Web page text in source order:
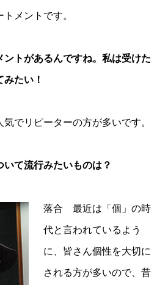
メントです。
トがあるんですね。私は受けた
たい！
でリピーターの方が多いです。
て流行みたいものは？
落合 最近は「個」の時
代と言われているよう
に、皆さん個性を大切に
される方が多いので、昔